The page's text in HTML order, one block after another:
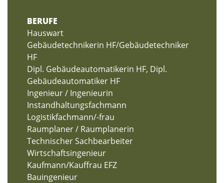
BERUFE
Hauswart
Gebäudetechnikerin HF/Gebäudetechniker
HF
Dipl. Gebäudeautomatikerin HF, Dipl.
Gebäudeautomatiker HF
Ingenieur / Ingenieurin
Instandhaltungsfachmann
Logistikfachmann/-frau
Raumplaner / Raumplanerin
Technischer Sachbearbeiter
Wirtschaftsingenieur
Kaufmann/Kauffrau EFZ
Bauingenieur